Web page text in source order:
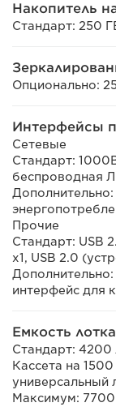
Накопитель
Стандарт: 250
Опционально:
Интерфейсы
Сетевые
Стандарт:
беспроводная
Прочие
Стандарт: USB
x1, USB 2.0
интерфейс для
Емкость
Стандарт: 4200
Кассета на
универсальный
Максимум: 7700